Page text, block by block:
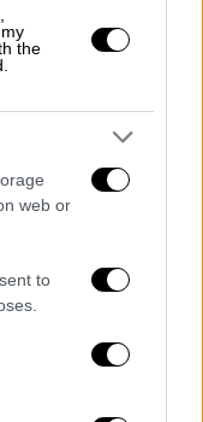
the
web or
to
επίσης να
για
χαίρουν οι
άλλοι
πρόεδροι
διώξεις.